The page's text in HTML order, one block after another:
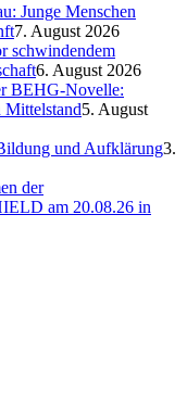
Junge Menschen
7. August 2026
schwindendem
6. August 2026
BEHG-Novelle:
Mittelstand5. August
und Aufklärung3.
der
am 20.08.26 in